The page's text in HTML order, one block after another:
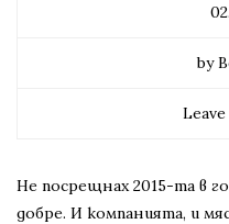
by
Не посрещнах 2015-та в
добре. И компанията, и